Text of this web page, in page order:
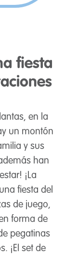
fiesta
en la
un montón
y sus
han
¡La
fiesta del
de juego,
forma de
pegatinas
¡El set de